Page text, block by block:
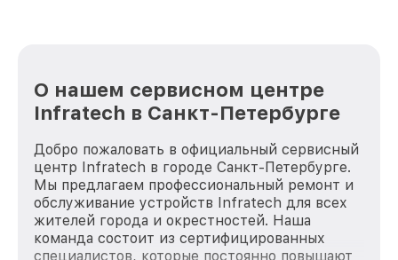
О нашем сервисном центре
Infratech в Санкт-Петербурге
Добро пожаловать в официальный сервисный
центр Infratech в городе Санкт-Петербурге.
Мы предлагаем профессиональный ремонт и
обслуживание устройств Infratech для всех
жителей города и окрестностей. Наша
команда состоит из сертифицированных
специалистов, которые постоянно повышают